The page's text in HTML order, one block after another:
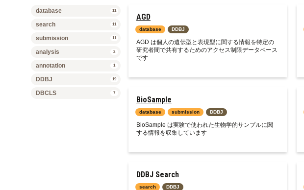
database 11
search 11
submission 11
analysis 2
annotation 1
DDBJ 19
DBCLS 7
AGD
database DDBJ
AGD は個人の遺伝型と表現型に関する情報を特定の
研究者間で共有するためのアクセス制限データベース
です
BioSample
database submission DDBJ
BioSample は実験で使われた生物学的サンプルに関
する情報を収集しています
DDBJ Search
search DDBJ